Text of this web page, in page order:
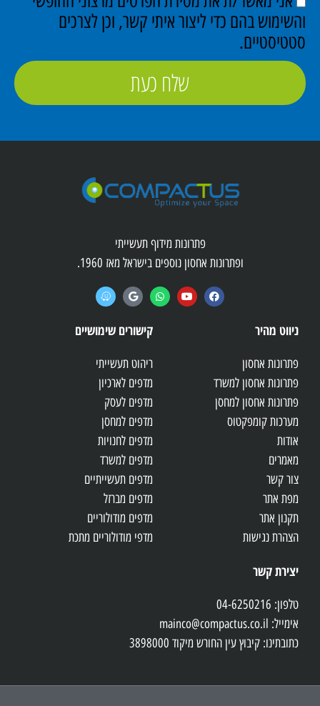
והשימוש בהם כדי ליצור איתי קשר, וכן לצרכים
סטטיסטיים.
שלח כעת
פתרונות מידוף תעשייתי
ופתרונות אחסון נוספים בישראל מאז 1960.
ניווט מהיר
פתרונות אחסון
פתרונות אחסון למשרד
פתרונות אחסון למחסן
מערכות קומפקטוס
אודות
מאמרים
צור קשר
מפת אתר
תקנון אתר
הצהרת נגישות
קישורים שימושיים
ריהוט תעשייתי
מדפים לארכיון
מדפים לעסק
מדפים למחסן
מדפים לחנויות
מדפים למשרד
מדפים תעשייתיים
מדפים מברזל
מדפים מודולוריים
מדפי מודולוריים מתכת
יצירת קשר
טלפון: 04-6250216
אימייל: mainco@compactus.co.il
כתובתינו: קיבוץ עין החורש מיקוד 3898000